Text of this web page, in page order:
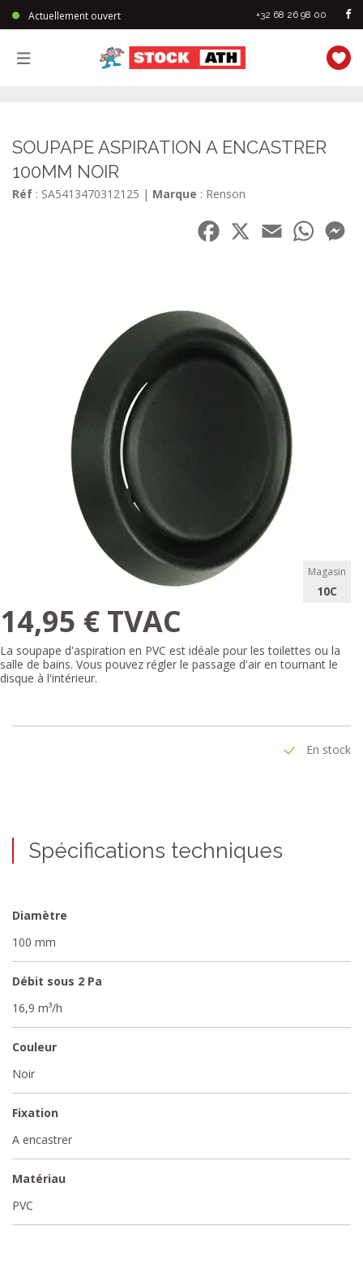
Actuellement ouvert +32 68 26 98 00
SOUPAPE ASPIRATION A ENCASTRER
100MM NOIR
Réf : SA5413470312125 | Marque : Renson
Facebook
Email
Magasin
10C
14,95 € TVAC
La soupape d'aspiration en PVC est idéale pour les toilettes ou la
salle de bains. Vous pouvez régler le passage d'air en tournant le
disque à l'intérieur.
En stock
Spécifications techniques
Diamètre
100 mm
Débit sous 2 Pa
16,9 m³/h
Couleur
Noir
Fixation
A encastrer
Matériau
PVC